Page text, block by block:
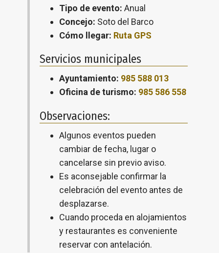
Tipo de evento: Anual
Concejo: Soto del Barco
Cómo llegar: Ruta GPS
Servicios municipales
Ayuntamiento: 985 588 013
Oficina de turismo: 985 586 558
Observaciones:
Algunos eventos pueden
cambiar de fecha, lugar o
cancelarse sin previo aviso.
Es aconsejable confirmar la
celebración del evento antes de
desplazarse.
Cuando proceda en alojamientos
y restaurantes es conveniente
reservar con antelación.